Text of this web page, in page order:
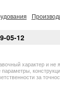
05-12
характер и
за